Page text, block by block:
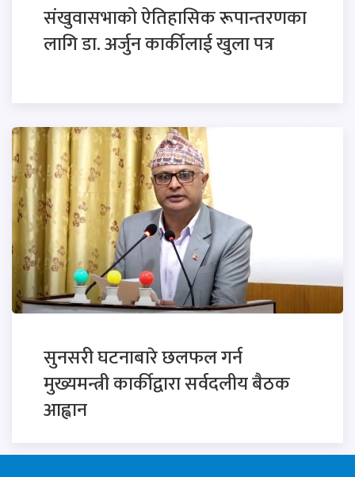
संखुवासभाको ऐतिहासिक रूपान्तरणका
लागि डा. अर्जुन कार्कीलाई खुला पत्र
सुनसरी घटनाबारे छलफल गर्न
मुख्यमन्त्री कार्कीद्वारा सर्वदलीय बैठक
आह्वान